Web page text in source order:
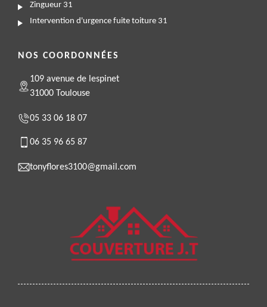
Zingueur 31
Intervention d'urgence fuite toiture 31
NOS COORDONNÉES
109 avenue de lespinet
31000 Toulouse
05 33 06 18 07
06 35 96 65 87
tonyflores3100@gmail.com